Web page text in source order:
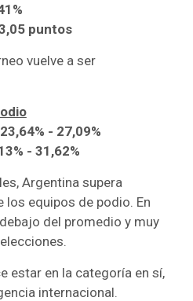
puntos
vuelve a ser
- 27,09%
- 31,62%
Argentina supera
los equipos de podio. En
del promedio y muy
estar en la categoría en sí,
internacional.